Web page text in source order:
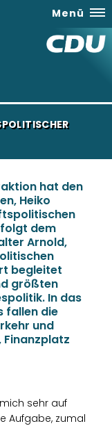
Menü
hat den
Heiko
dem
Arnold,
begleitet
größten
In das
fallen die
und
Finanzplatz
sehr auf
Aufgabe, zumal